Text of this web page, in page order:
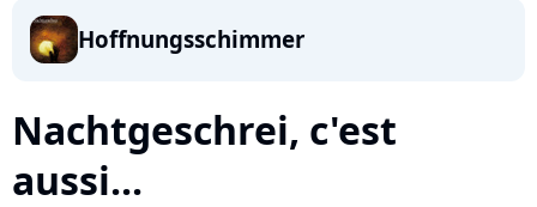
Hoffnungsschimmer
Nachtgeschrei, c'est
aussi...